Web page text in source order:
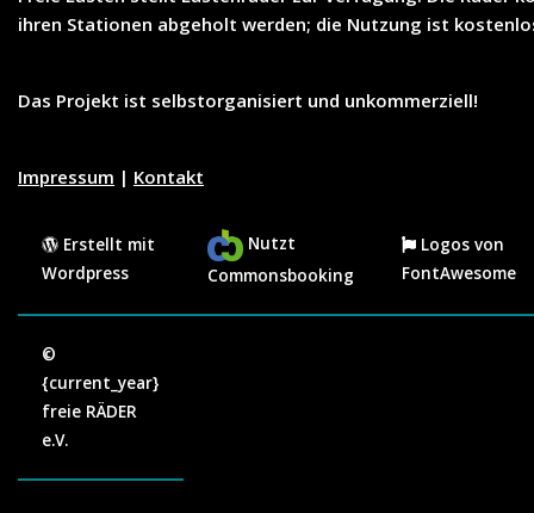
ihren Stationen abgeholt werden; die Nutzung ist
Das Projekt ist selbstorganisiert und unkommerziell!
Impressum | Kontakt
Erstellt mit
Wordpress
Nutzt
Commonsbooking
Logos von
FontAwesome
©
{current_year}
freie RÄDER
e.V.